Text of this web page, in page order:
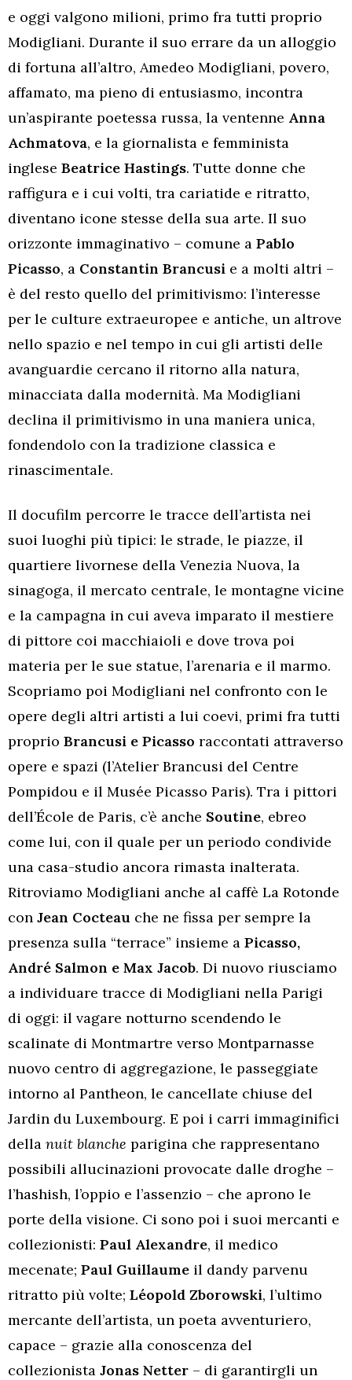
e oggi valgono milioni, primo fra tutti proprio
Modigliani. Durante il suo errare da un alloggio
di fortuna all’altro, Amedeo Modigliani, povero,
affamato, ma pieno di entusiasmo, incontra
un’aspirante poetessa russa, la ventenne Anna
Achmatova, e la giornalista e femminista
inglese Beatrice Hastings. Tutte donne che
raffigura e i cui volti, tra cariatide e ritratto,
diventano icone stesse della sua arte. Il suo
orizzonte immaginativo – comune a Pablo
Picasso, a Constantin Brancusi e a molti altri –
è del resto quello del primitivismo: l’interesse
per le culture extraeuropee e antiche, un altrove
nello spazio e nel tempo in cui gli artisti delle
avanguardie cercano il ritorno alla natura,
minacciata dalla modernità. Ma Modigliani
declina il primitivismo in una maniera unica,
fondendolo con la tradizione classica e
rinascimentale.
Il docufilm percorre le tracce dell’artista nei
suoi luoghi più tipici: le strade, le piazze, il
quartiere livornese della Venezia Nuova, la
sinagoga, il mercato centrale, le montagne vicine
e la campagna in cui aveva imparato il mestiere
di pittore coi macchiaioli e dove trova poi
materia per le sue statue, l’arenaria e il marmo.
Scopriamo poi Modigliani nel confronto con le
opere degli altri artisti a lui coevi, primi fra tutti
proprio Brancusi e Picasso raccontati attraverso
opere e spazi (l’Atelier Brancusi del Centre
Pompidou e il Musée Picasso Paris). Tra i pittori
dell’École de Paris, c’è anche Soutine, ebreo
come lui, con il quale per un periodo condivide
una casa-studio ancora rimasta inalterata.
Ritroviamo Modigliani anche al caffè La Rotonde
con Jean Cocteau che ne fissa per sempre la
presenza sulla “terrace” insieme a Picasso,
André Salmon e Max Jacob. Di nuovo riusciamo
a individuare tracce di Modigliani nella Parigi
di oggi: il vagare notturno scendendo le
scalinate di Montmartre verso Montparnasse
nuovo centro di aggregazione, le passeggiate
intorno al Pantheon, le cancellate chiuse del
Jardin du Luxembourg. E poi i carri immaginifici
della nuit blanche parigina che rappresentano
possibili allucinazioni provocate dalle droghe –
l’hashish, l’oppio e l’assenzio – che aprono le
porte della visione. Ci sono poi i suoi mercanti e
collezionisti: Paul Alexandre, il medico
mecenate; Paul Guillaume il dandy parvenu
ritratto più volte; Léopold Zborowski, l’ultimo
mercante dell’artista, un poeta avventuriero,
capace – grazie alla conoscenza del
collezionista Jonas Netter – di garantirgli un